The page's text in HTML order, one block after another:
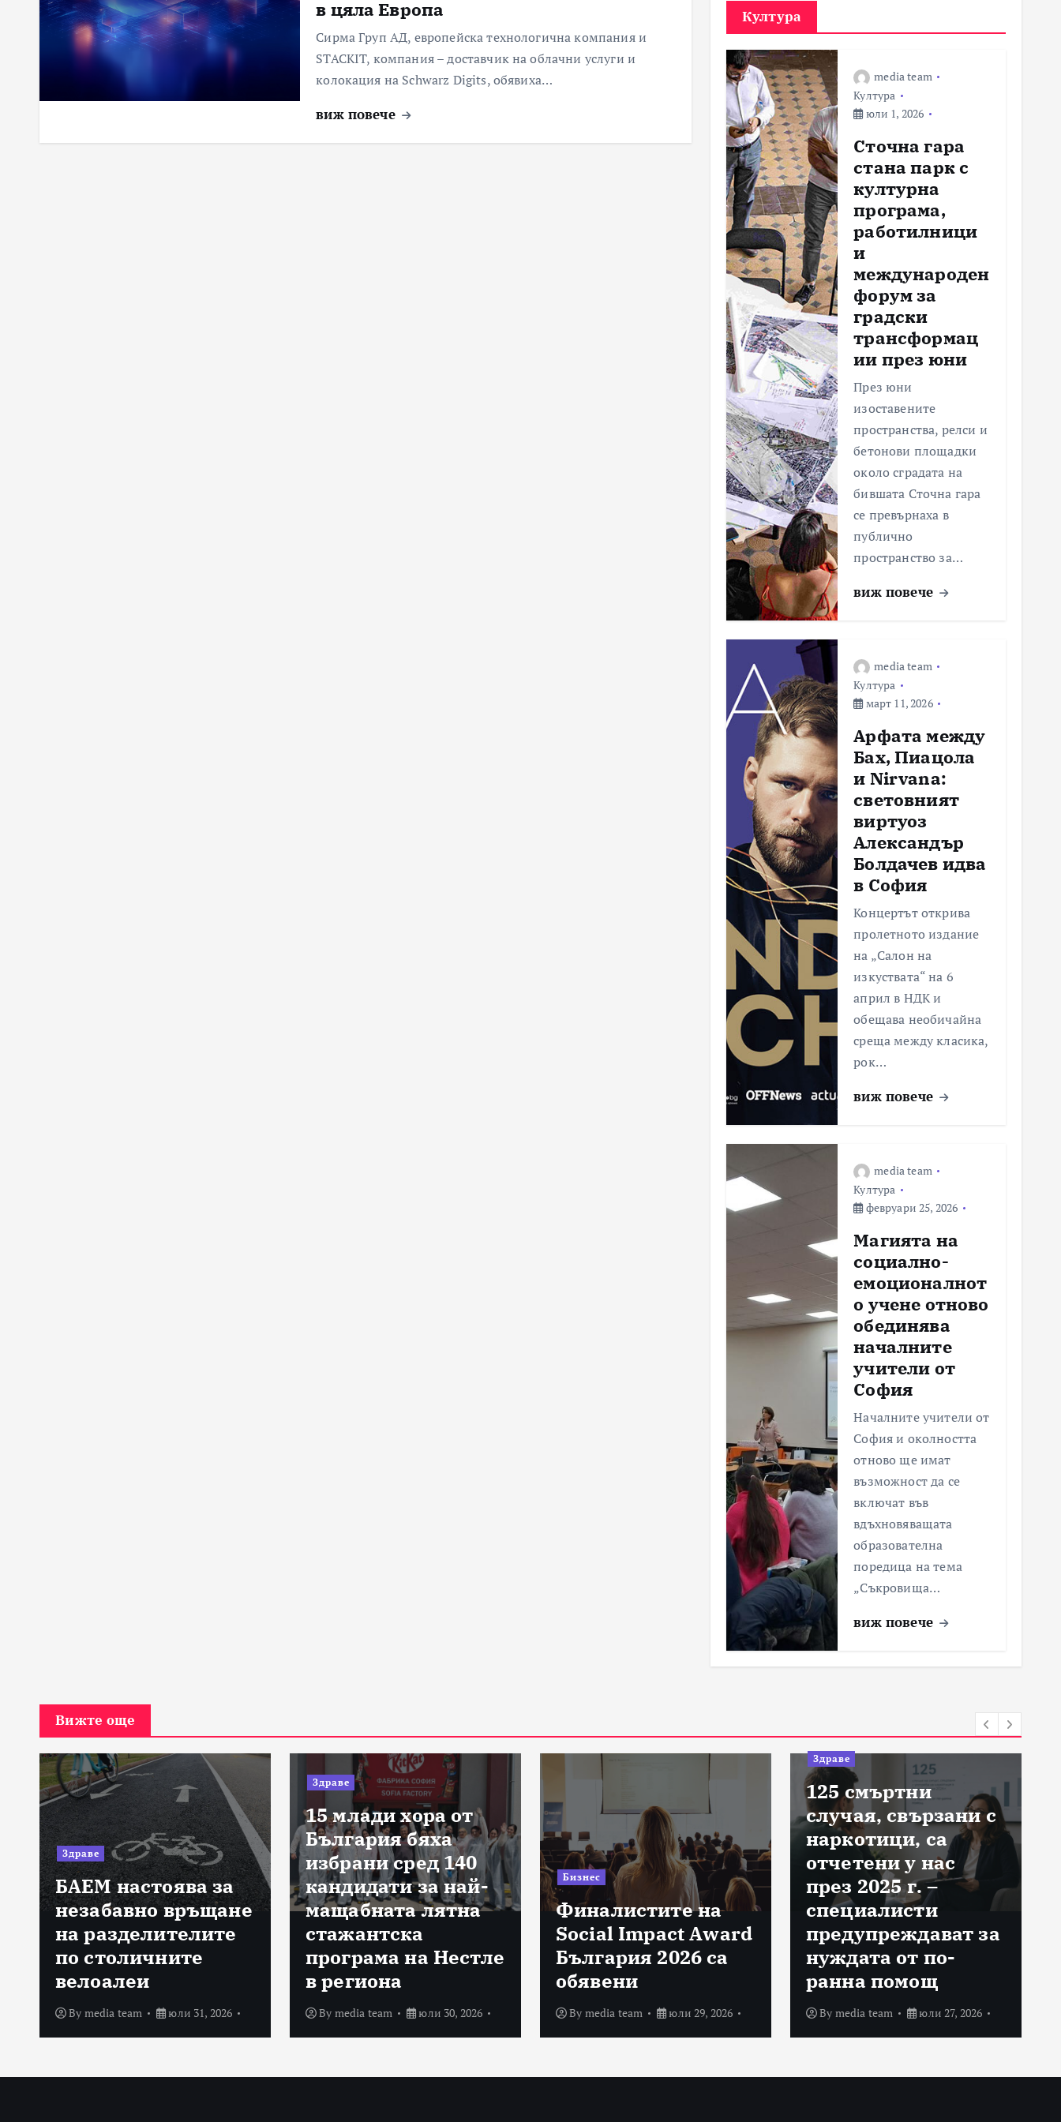
в цяла Европа
Сирма Груп АД, европейска технологична компания и
STACKIT, компания – доставчик на облачни услуги и
колокация на Schwarz Digits, обявиха…
виж повече
Култура
media team
Култура
юли 1, 2026
Сточна гара
стана парк с
културна
програма,
работилници
и
международен
форум за
градски
трансформац
ии през юни
През юни
изоставените
пространства, релси и
бетонови площадки
около сградата на
бившата Сточна гара
се превърнаха в
публично
пространство за…
виж повече
media team
Култура
март 11, 2026
Арфата между
Бах, Пиацола
и Nirvana:
световният
виртуоз
Александър
Болдачев идва
в София
Концертът открива
пролетното издание
на „Салон на
изкуствата“ на 6
април в НДК и
обещава необичайна
среща между класика,
рок…
виж повече
media team
Култура
февруари 25, 2026
Магията на
социално-
емоционалнот
о учене отново
обединява
началните
учители от
София
Началните учители от
София и околността
отново ще имат
възможност да се
включат във
вдъхновяващата
образователна
поредица на тема
„Съкровища…
виж повече
Вижте още
Здраве
БАЕМ настоява за
незабавно връщане
на разделителите
по столичните
велоалеи
By media team юли 31, 2026
Здраве
15 млади хора от
България бяха
избрани сред 140
кандидати за най-
мащабната лятна
стажантска
програма на Нестле
в региона
By media team юли 30, 2026
Бизнес
Финалистите на
Social Impact Award
България 2026 са
обявени
By media team юли 29, 2026
Здраве
125 смъртни
случая, свързани с
наркотици, са
отчетени у нас
през 2025 г. –
специалисти
предупреждават за
нуждата от по-
ранна помощ
By media team юли 27, 2026